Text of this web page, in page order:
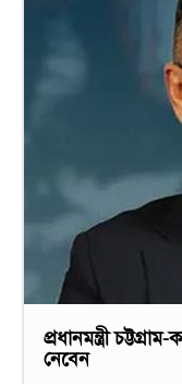
প্রধানমন্ত্রী
নেবেন